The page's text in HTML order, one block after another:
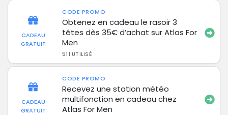
CADEAU
GRATUIT
CODE PROMO
Obtenez en cadeau le rasoir 3
têtes dès 35€ d’achat sur Atlas For
Men
511 UTILISÉ
CADEAU
GRATUIT
CODE PROMO
Recevez une station météo
multifonction en cadeau chez
Atlas For Men